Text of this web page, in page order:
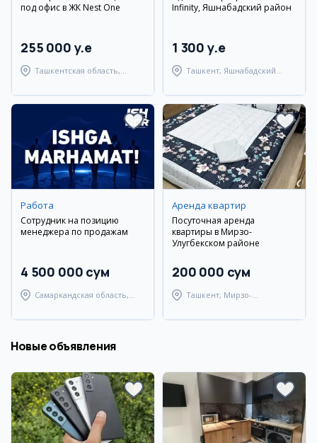
под офис в ЖК Nest One
255 000 y.e
Ташкентская область,
Infinity, Яшнабадский район
1 300 y.e
Ташкент, Яшнабадский
Работа
Сотрудник на позицию
менеджера по продажам
4 500 000 сум
Самаркандская область,
Аренда квартир
Посуточная аренда
квартиры в Мирзо-
Улугбекском районе
200 000 сум
Ташкент, Мирзо-
Новые объявления